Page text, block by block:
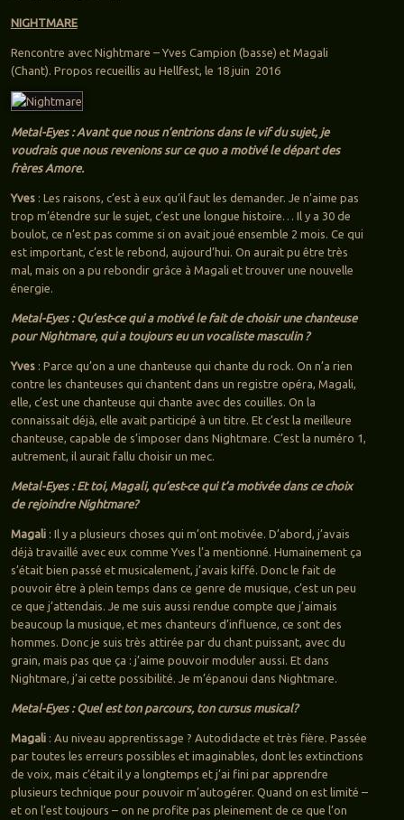
NIGHTMARE
Rencontre avec Nightmare – Yves Campion (basse) et Magali
(Chant). Propos recueillis au Hellfest, le 18 juin 2016
Metal-Eyes : Avant que nous n’entrions dans le vif du sujet, je
voudrais que nous revenions sur ce quo a motivé le départ des
frères Amore.
Yves : Les raisons, c’est à eux qu’il faut les demander. Je n’aime pas
trop m’étendre sur le sujet, c’est une longue histoire… Il y a 30 de
boulot, ce n’est pas comme si on avait joué ensemble 2 mois. Ce qui
est important, c’est le rebond, aujourd’hui. On aurait pu être très
mal, mais on a pu rebondir grâce à Magali et trouver une nouvelle
énergie.
Metal-Eyes : Qu’est-ce qui a motivé le fait de choisir une chanteuse
pour Nightmare, qui a toujours eu un vocaliste masculin ?
Yves : Parce qu’on a une chanteuse qui chante du rock. On n’a rien
contre les chanteuses qui chantent dans un registre opéra, Magali,
elle, c’est une chanteuse qui chante avec des couilles. On la
connaissait déjà, elle avait participé à un titre. Et c’est la meilleure
chanteuse, capable de s’imposer dans Nightmare. C’est la numéro 1,
autrement, il aurait fallu choisir un mec.
Metal-Eyes : Et toi, Magali, qu’est-ce qui t’a motivée dans ce choix
de rejoindre Nightmare?
Magali : Il y a plusieurs choses qui m’ont motivée. D’abord, j’avais
déjà travaillé avec eux comme Yves l’a mentionné. Humainement ça
s’était bien passé et musicalement, j’avais kiffé. Donc le fait de
pouvoir être à plein temps dans ce genre de musique, c’est un peu
ce que j’attendais. Je me suis aussi rendue compte que j’aimais
beaucoup la musique, et mes chanteurs d’influence, ce sont des
hommes. Donc je suis très attirée par du chant puissant, avec du
grain, mais pas que ça : j’aime pouvoir moduler aussi. Et dans
Nightmare, j’ai cette possibilité. Je m’épanoui dans Nightmare.
Metal-Eyes : Quel est ton parcours, ton cursus musical?
Magali : Au niveau apprentissage ? Autodidacte et très fière. Passée
par toutes les erreurs possibles et imaginables, dont les extinctions
de voix, mais c’était il y a longtemps et j’ai fini par apprendre
plusieurs technique pour pouvoir m’autogérer. Quand on est limité –
et on l’est toujours – on ne profite pas pleinement de ce que l’on